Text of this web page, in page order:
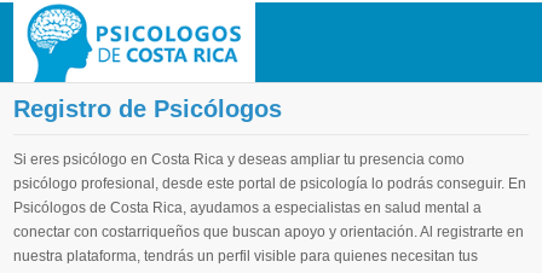
Registro de Psicólogos
Si eres psicólogo en Costa Rica y deseas ampliar tu presencia como
psicólogo profesional, desde este portal de psicología lo podrás conseguir. En
Psicólogos de Costa Rica, ayudamos a especialistas en salud mental a
conectar con costarriqueños que buscan apoyo y orientación. Al registrarte en
nuestra plataforma, tendrás un perfil visible para quienes necesitan tus